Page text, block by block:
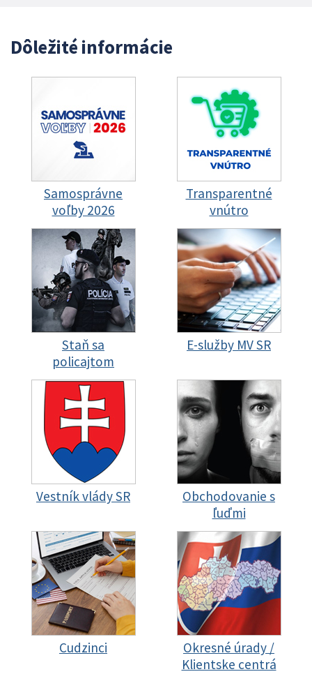
Dôležité informácie
Samosprávne
voľby 2026
Transparentné
vnútro
Staň sa
policajtom
E-služby MV SR
Vestník vlády SR
Obchodovanie s
ľuďmi
Cudzinci
Okresné úrady /
Klientske centrá